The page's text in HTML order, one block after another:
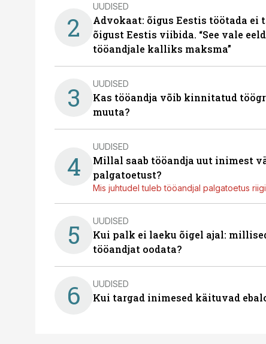
2
UUDISED
Advokaat: õigus Eestis töötada ei
õigust Eestis viibida. “See vale
tööandjale kalliks maksma”
3 UUDISED
Kas tööandja võib kinnitatud
muuta?
4
UUDISED
Millal saab tööandja uut inimest
palgatoetust?
Mis juhtudel tuleb tööandjal palgatoetus
5 UUDISED
Kui palk ei laeku õigel ajal:
tööandjat oodata?
6 UUDISED
Kui targad inimesed käituvad